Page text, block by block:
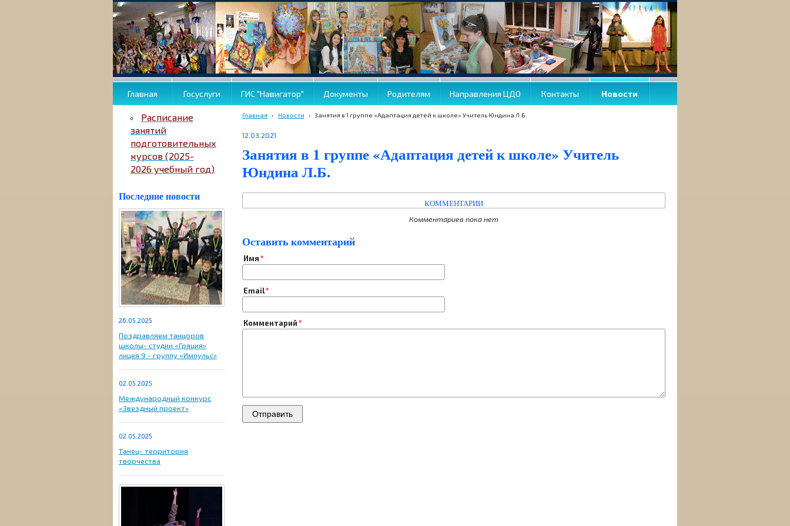
Главная Госуслуги ГИС "Навигатор" Документы Родителям Направления ЦДО Контакты Новости
Расписание
занятий
подготовительных
курсов (2025-
2026 учебный год)
Последние новости
26.05.2025
Поздравляем танцоров
школы- студии «Грация»
лицея 9 - группу «Импульс»
02.05.2025
Международный конкурс
«Звездный проект»
02.05.2025
Танец- территория
творчества
Главная › Новости › Занятия в 1 группе «Адаптация детей к школе» Учитель Юндина Л.Б.
12.03.2021
Занятия в 1 группе «Адаптация детей к школе» Учитель
Юндина Л.Б.
КОММЕНТАРИИ
Комментариев пока нет
Оставить комментарий
Имя
Email
Комментарий